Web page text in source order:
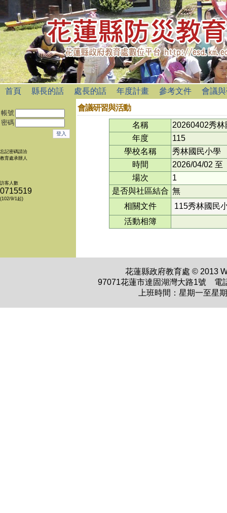
首頁 縣長的話 處長的話 年度計畫 參考文件 會議
帳號
密碼
忘記密碼請洽
教育處承辦人
訪客人數
0715519
(102/9/1起)
會議研習與活動
名稱
20260402秀
年度
115
學校名稱
秀林國民小學
時間
2026/04/02 至
場次
1
是否與社區結合 無
相關文件
115秀林國民
活動相簿
花蓮縣政府教育處 © 2013
97071花蓮市達固湖灣大路1號 電
上班時間：星期一至星